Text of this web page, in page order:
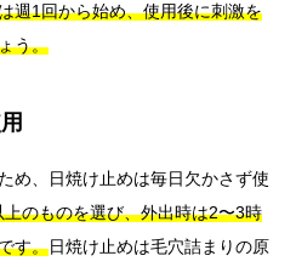
週1回から始め、使用後に刺激を
う。
め、日焼け止めは毎日欠かさず使
上のものを選び、外出時は2〜3時
す。日焼け止めは毛穴詰まりの原